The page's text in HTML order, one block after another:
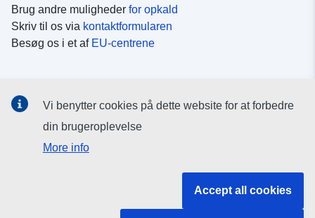
Brug andre muligheder for opkald
Skriv til os via kontaktformularen
Besøg os i et af EU-centrene
Søg efter EU's sider påsociale medier
EU-institutioner og -organer
Vi benytter cookies på dette website for at forbedre
din brugeroplevelse
More info
Accept all cookies